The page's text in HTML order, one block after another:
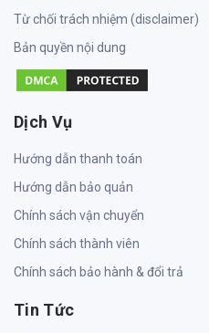
Từ chối trách nhiệm (disclaimer)
Bản quyền nội dung
Dịch Vụ
Hướng dẫn thanh toán
Hướng dẫn bảo quản
Chính sách vận chuyển
Chính sách thành viên
Chính sách bảo hành & đổi trả
Tin Tức